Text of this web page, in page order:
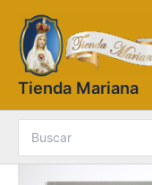
contenido
Tienda Mariana
for: